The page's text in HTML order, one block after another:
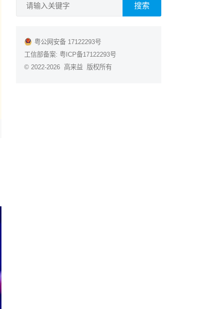
搜索
粤公网安备 17122293号
工信部备案: 粤ICP备17122293号
© 2022-2026 高来益 版权所有